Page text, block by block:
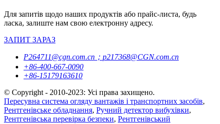
Для запитів щодо наших продуктів або прайс-листа, будь
ласка, залиште нам свою електронну адресу.
ЗАПИТ ЗАРАЗ
P264711@cgn.com.cn；p217368@CGN.com.cn
+86-400-667-0090
+86-15179163610
© Copyright - 2010-2023: Усі права захищено.
Пересувна система огляду вантажів і транспортних засобів,
Рентгенівське обладнання, Ручний детектор вибухівки,
Рентгенівська перевірка безпеки, Рентгенівський